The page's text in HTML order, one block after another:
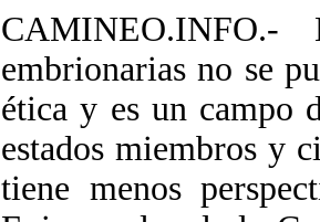
embrionarias no se
ética y es un campo
estados miembros y
tiene menos